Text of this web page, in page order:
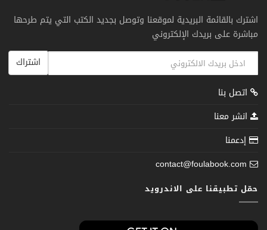
اشترك بالقائمة البريدية لموقعنا وتوصل بجديد الكتب التي يتم طرحها
مباشرة على بريدك الإلكتروني
اشتراك
اتصل بنا
انشر معنا
إدعمنا
contact@foulabook.com
حمّل تطبيقنا على الاندرويد